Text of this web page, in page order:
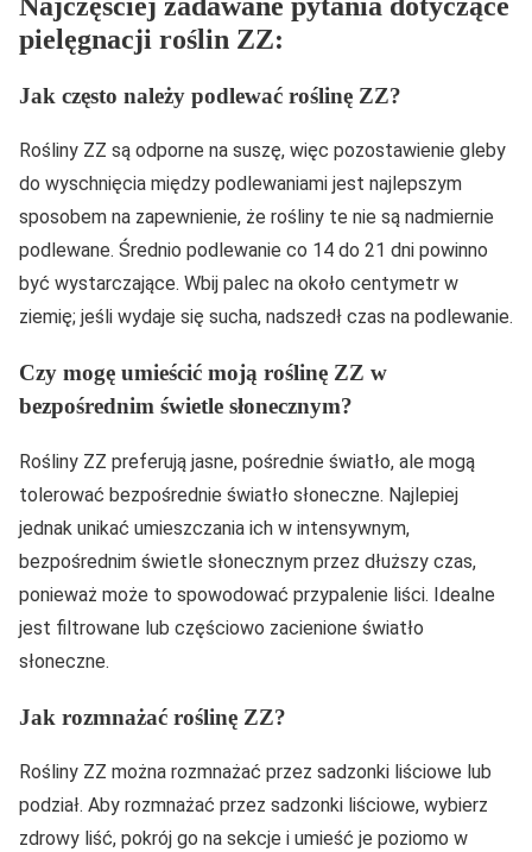
pielęgnacji roślin ZZ:
Jak często należy podlewać roślinę ZZ?
Rośliny ZZ są odporne na suszę, więc pozostawienie gleby
do wyschnięcia między podlewaniami jest najlepszym
sposobem na zapewnienie, że rośliny te nie są nadmiernie
podlewane. Średnio podlewanie co 14 do 21 dni powinno
być wystarczające. Wbij palec na około centymetr w
ziemię; jeśli wydaje się sucha, nadszedł czas na podlewanie.
Czy mogę umieścić moją roślinę ZZ w
bezpośrednim świetle słonecznym?
Rośliny ZZ preferują jasne, pośrednie światło, ale mogą
tolerować bezpośrednie światło słoneczne. Najlepiej
jednak unikać umieszczania ich w intensywnym,
bezpośrednim świetle słonecznym przez dłuższy czas,
ponieważ może to spowodować przypalenie liści. Idealne
jest filtrowane lub częściowo zacienione światło
słoneczne.
Jak rozmnażać roślinę ZZ?
Rośliny ZZ można rozmnażać przez sadzonki liściowe lub
podział. Aby rozmnażać przez sadzonki liściowe, wybierz
zdrowy liść, pokrój go na sekcje i umieść je poziomo w